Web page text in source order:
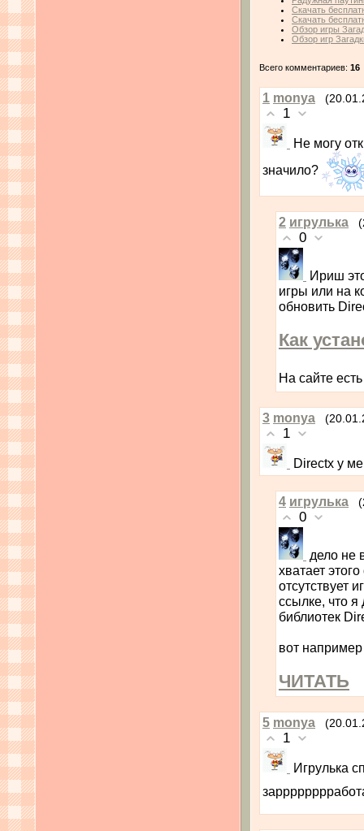
Скачать
Скачать
Обзор игры
Обзор игр
Всего комментариев: 16
1 monya
1
Не могу
значило?
2 игрулька
0
Ириш
игры или на
обновить
Как
На сайте
3 monya
1
Directx у
4 игрулька
0
дело не
хватает
отсутствует
ссылке, что
библиотек
вот
ЧИТАТЬ
5 monya
1
Игрулька